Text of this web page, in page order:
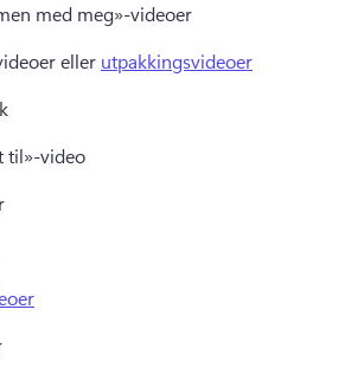
med meg»-videoer
eller utpakkingsvideoer
til»-video